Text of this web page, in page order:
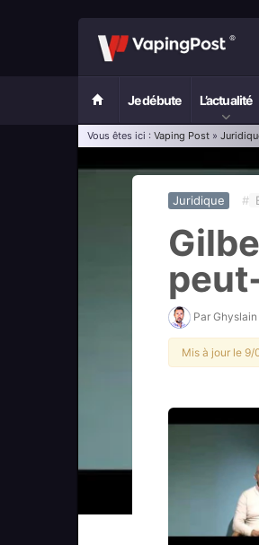
Je débute L’actualité
Vous êtes ici : Vaping Post »
Juridique #
Par Ghyslain
Mis à jour le